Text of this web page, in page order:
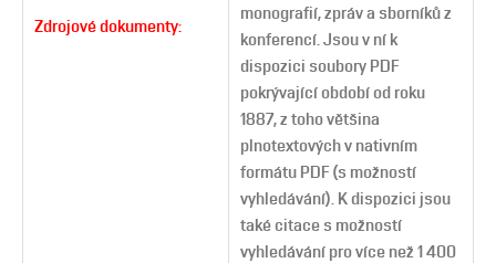
Zdrojové dokumenty:
monografií, zpráv a sborníků z
konferencí. Jsou v ní k
dispozici soubory PDF
pokrývající období od roku
1887, z toho většina
plnotextových v nativním
formátu PDF (s možností
vyhledávání). K dispozici jsou
také citace s možností
vyhledávání pro více než 1 400